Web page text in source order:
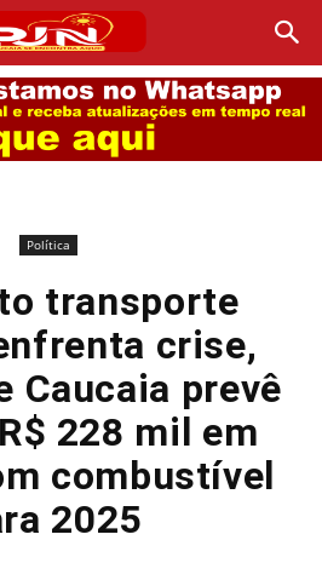
Política
transporte
crise,
Caucaia prevê
228 mil em
combustível
2025